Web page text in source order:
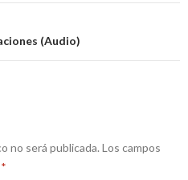
(Audio)
no será publicada. Los campos
*